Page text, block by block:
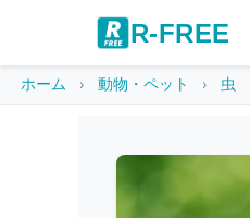
R-FREE
ホーム 動物・ペット 虫